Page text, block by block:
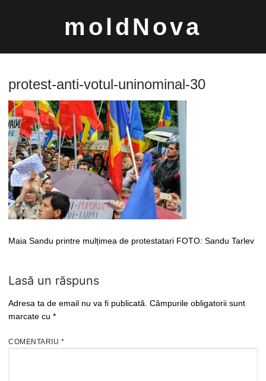
moldNova
Caută
după:
protest-anti-votul-uninominal-30
Maia Sandu printre mulțimea de protestatari FOTO: Sandu Tarlev
Lasă un răspuns
Adresa ta de email nu va fi publicată. Câmpurile obligatorii sunt
marcate cu *
COMENTARIU *